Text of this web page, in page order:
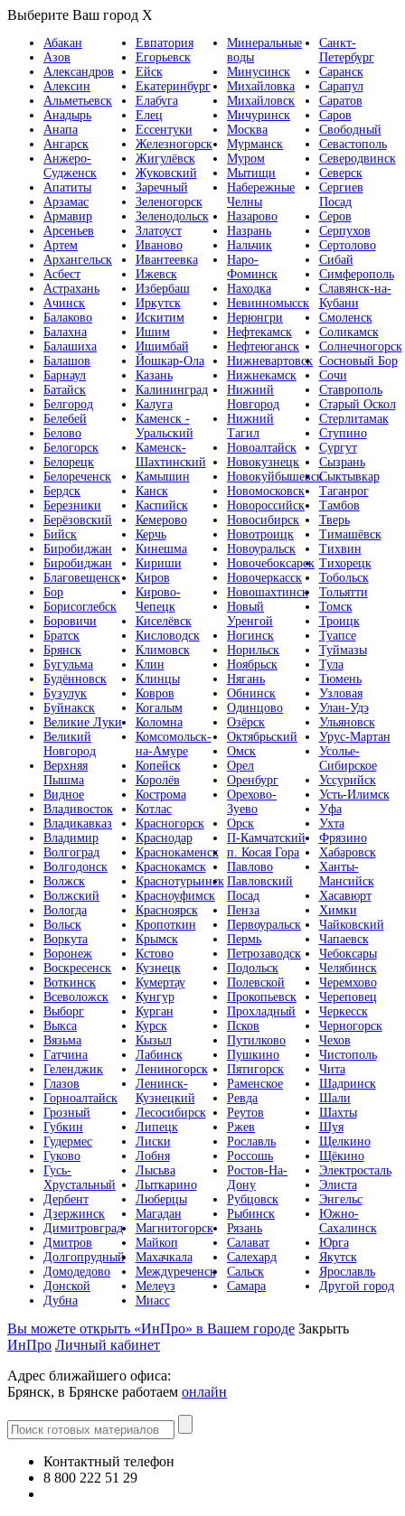
Выберите Ваш город X
Абакан
Азов
Александров
Алексин
Альметьевск
Анадырь
Анапа
Ангарск
Анжеро-
Судженск
Апатиты
Арзамас
Армавир
Арсеньев
Артем
Архангельск
Асбест
Астрахань
Ачинск
Балаково
Балахна
Балашиха
Балашов
Барнаул
Батайск
Белгород
Белебей
Белово
Белогорск
Белорецк
Белореченск
Бердск
Березники
Берёзовский
Бийск
Биробиджан
Биробиджан
Благовещенск
Бор
Борисоглебск
Боровичи
Братск
Брянск
Бугульма
Будённовск
Бузулук
Буйнакск
Великие Луки
Великий
Новгород
Верхняя
Пышма
Видное
Владивосток
Владикавказ
Владимир
Волгоград
Волгодонск
Волжск
Волжский
Вологда
Вольск
Воркута
Воронеж
Воскресенск
Воткинск
Всеволожск
Выборг
Выкса
Вязьма
Гатчина
Геленджик
Глазов
Горноалтайск
Грозный
Губкин
Гудермес
Гуково
Гусь-
Хрустальный
Дербент
Дзержинск
Димитровград
Дмитров
Долгопрудный
Домодедово
Донской
Дубна
Евпатория
Егорьевск
Ейск
Екатеринбург
Елабуга
Елец
Ессентуки
Железногорск
Жигулёвск
Жуковский
Заречный
Зеленогорск
Зеленодольск
Златоуст
Иваново
Ивантеевка
Ижевск
Избербаш
Иркутск
Искитим
Ишим
Ишимбай
Йошкар-Ола
Казань
Калининград
Калуга
Каменск -
Уральский
Каменск-
Шахтинский
Камышин
Канск
Каспийск
Кемерово
Керчь
Кинешма
Кириши
Киров
Кирово-
Чепецк
Киселёвск
Кисловодск
Климовск
Клин
Клинцы
Ковров
Когалым
Коломна
Комсомольск-
на-Амуре
Копейск
Королёв
Кострома
Котлас
Красногорск
Краснодар
Краснокаменск
Краснокамск
Краснотурьинск
Красноуфимск
Красноярск
Кропоткин
Крымск
Кстово
Кузнецк
Кумертау
Кунгур
Курган
Курск
Кызыл
Лабинск
Лениногорск
Ленинск-
Кузнецкий
Лесосибирск
Липецк
Лиски
Лобня
Лысьва
Лыткарино
Люберцы
Магадан
Магнитогорск
Майкоп
Махачкала
Междуреченск
Мелеуз
Миасс
Минеральные
воды
Минусинск
Михайловка
Михайловск
Мичуринск
Москва
Мурманск
Муром
Мытищи
Набережные
Челны
Назарово
Назрань
Нальчик
Наро-
Фоминск
Находка
Невинномысск
Нерюнгри
Нефтекамск
Нефтеюганск
Нижневартовск
Нижнекамск
Нижний
Новгород
Нижний
Тагил
Новоалтайск
Новокузнецк
Новокуйбышевск
Новомосковск
Новороссийск
Новосибирск
Новотроицк
Новоуральск
Новочебоксарск
Новочеркасск
Новошахтинск
Новый
Уренгой
Ногинск
Норильск
Ноябрьск
Нягань
Обнинск
Одинцово
Озёрск
Октябрьский
Омск
Орел
Оренбург
Орехово-
Зуево
Орск
П-Камчатский
п. Косая Гора
Павлово
Павловский
Посад
Пенза
Первоуральск
Пермь
Петрозаводск
Подольск
Полевской
Прокопьевск
Прохладный
Псков
Путилково
Пушкино
Пятигорск
Раменское
Ревда
Реутов
Ржев
Рославль
Россошь
Ростов-На-
Дону
Рубцовск
Рыбинск
Рязань
Салават
Салехард
Сальск
Самара
Санкт-
Петербург
Саранск
Сарапул
Саратов
Саров
Свободный
Севастополь
Северодвинск
Северск
Сергиев
Посад
Серов
Серпухов
Сертолово
Сибай
Симферополь
Славянск-на-
Кубани
Смоленск
Соликамск
Солнечногорск
Сосновый Бор
Сочи
Ставрополь
Старый Оскол
Стерлитамак
Ступино
Сургут
Сызрань
Сыктывкар
Таганрог
Тамбов
Тверь
Тимашёвск
Тихвин
Тихорецк
Тобольск
Тольятти
Томск
Троицк
Туапсе
Туймазы
Тула
Тюмень
Узловая
Улан-Удэ
Ульяновск
Урус-Мартан
Усолье-
Сибирское
Уссурийск
Усть-Илимск
Уфа
Ухта
Фрязино
Хабаровск
Ханты-
Мансийск
Хасавюрт
Химки
Чайковский
Чапаевск
Чебоксары
Челябинск
Черемхово
Череповец
Черкесск
Черногорск
Чехов
Чистополь
Чита
Шадринск
Шали
Шахты
Шуя
Щелкино
Щёкино
Электросталь
Элиста
Энгельс
Южно-
Сахалинск
Юрга
Якутск
Ярославль
Другой город
Вы можете открыть «ИнПро» в Вашем городе Закрыть
ИнПро Личный кабинет
Адрес ближайшего офиса:
Брянск, в Брянске работаем онлайн
Контактный телефон
8 800 222 51 29